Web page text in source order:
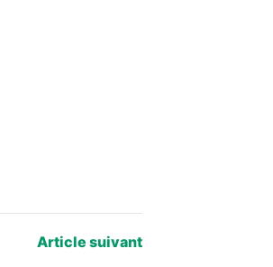
Article suivant